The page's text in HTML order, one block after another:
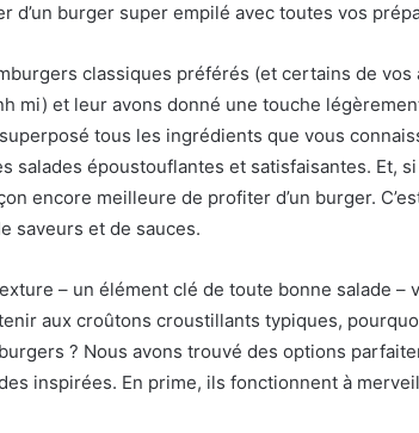
d’un burger super empilé avec toutes vos
classiques préférés (et certains de vos
mi) et leur avons donné une touche
tous les ingrédients que vous
salades époustouflantes et satisfaisantes. Et,
encore meilleure de profiter d’un burger.
saveurs et de sauces.
– un élément clé de toute bonne salade –
aux croûtons croustillants typiques,
? Nous avons trouvé des options
inspirées. En prime, ils fonctionnent à